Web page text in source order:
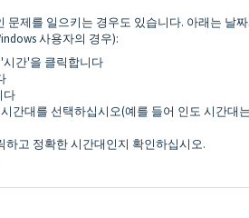
문제를 일으키는 경우도 있습니다. 아래는 날
사용자의 경우):
간'을 클릭합니다
다
간대를 선택하십시오(예를 들어 인도 시간대는
고 정확한 시간대인지 확인하십시오.